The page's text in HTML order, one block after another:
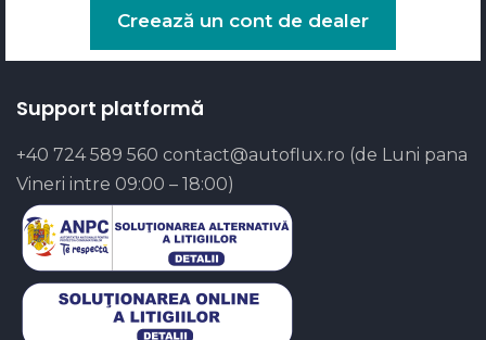
Creează un cont de dealer
Support platformă
+40 724 589 560 contact@autoflux.ro (de Luni pana
Vineri intre 09:00 – 18:00)